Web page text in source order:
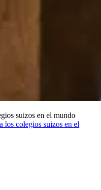
suizos en el mundo
los colegios suizos en el